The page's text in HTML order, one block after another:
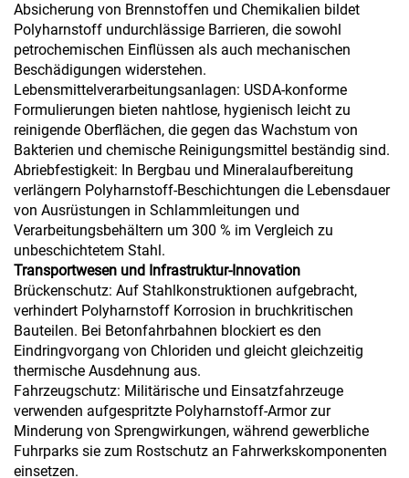
Absicherung von Brennstoffen und Chemikalien bildet
Polyharnstoff undurchlässige Barrieren, die sowohl
petrochemischen Einflüssen als auch mechanischen
Beschädigungen widerstehen.
Lebensmittelverarbeitungsanlagen: USDA-konforme
Formulierungen bieten nahtlose, hygienisch leicht zu
reinigende Oberflächen, die gegen das Wachstum von
Bakterien und chemische Reinigungsmittel beständig sind.
Abriebfestigkeit: In Bergbau und Mineralaufbereitung
verlängern Polyharnstoff-Beschichtungen die Lebensdauer
von Ausrüstungen in Schlammleitungen und
Verarbeitungsbehältern um 300 % im Vergleich zu
unbeschichtetem Stahl.
Transportwesen und Infrastruktur-Innovation
Brückenschutz: Auf Stahlkonstruktionen aufgebracht,
verhindert Polyharnstoff Korrosion in bruchkritischen
Bauteilen. Bei Betonfahrbahnen blockiert es den
Eindringvorgang von Chloriden und gleicht gleichzeitig
thermische Ausdehnung aus.
Fahrzeugschutz: Militärische und Einsatzfahrzeuge
verwenden aufgespritzte Polyharnstoff-Armor zur
Minderung von Sprengwirkungen, während gewerbliche
Fuhrparks sie zum Rostschutz an Fahrwerkskomponenten
einsetzen.